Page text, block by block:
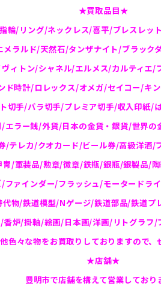
★買取品目★
輪/リング/ネックレス/喜平/ブレスレッ
ラルド/天然石/タンザナイト/ブラック
ィトン/シャネル/エルメス/カルティエ
ド時計/ロレックス/オメガ/セイコー/キ
切手/バラ切手/プレミア切手/収入印紙/
エラー銭/外貨/日本の金貨・銀貨/世界
/テレカ/クオカード/ビール券/高級洋酒/
冑/軍装品/勲章/徽章/鉄瓶/銀瓶/銀製品/
ファインダー/フラッシュ/モータードラ
代物/鉄道模型/Nゲージ/鉄道部品/鉄道
香炉/掛軸/絵画/日本画/洋画/リトグラフ
色々な物をお買取りしておりますので、
★店舗★
豊明市で店舗を構えて営業しており